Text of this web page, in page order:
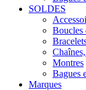
SOLDES
Boucles
Montres
Bagues
Marques